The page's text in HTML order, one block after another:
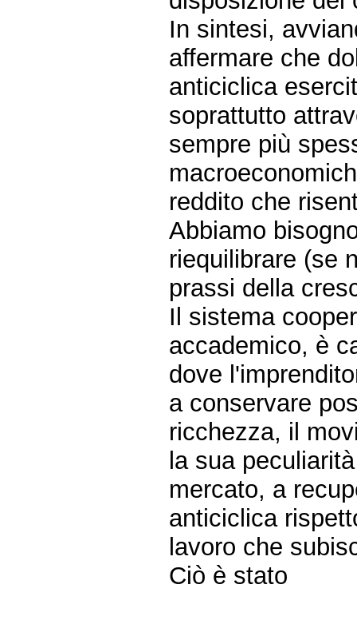
In sintesi,
affermare che
anticiclica
soprattutto
sempre più
reddito che
Abbiamo
riequilibrare (se
prassi della
Il sistema
accademico, è
dove
a conservare
ricchezza, il
la sua
mercato, a
anticiclica
lavoro che
Ciò è stato